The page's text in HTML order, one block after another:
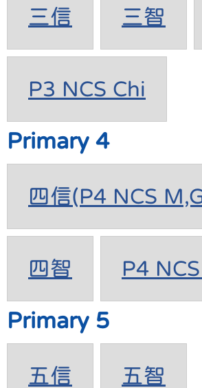
三信 三智
P3 NCS Chi
Primary 4
四信(P4 NCS
四智 P4
Primary 5
五信 五智